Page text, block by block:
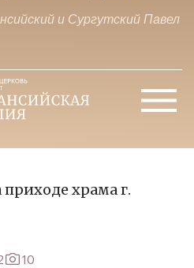
и Сургутский Павел
храма г.
10